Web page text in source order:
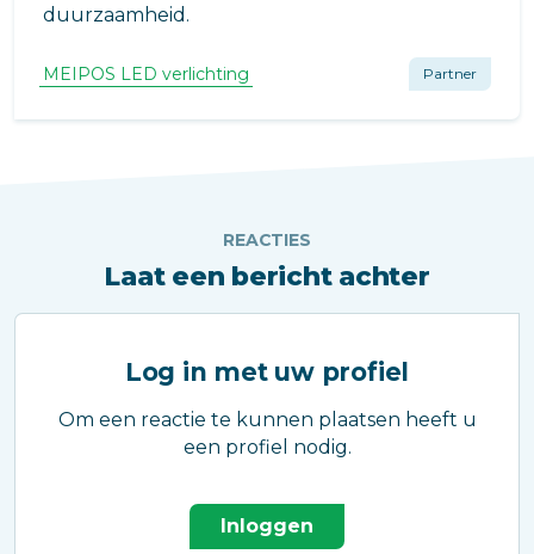
duurzaamheid.
MEIPOS LED verlichting Partner
REACTIES
Laat een bericht achter
Log in met uw profiel
Om een reactie te kunnen plaatsen heeft u
een profiel nodig.
Inloggen